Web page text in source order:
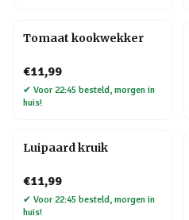
Tomaat kookwekker
€11,99
✔ Voor 22:45 besteld, morgen in
huis!
Luipaard kruik
€11,99
✔ Voor 22:45 besteld, morgen in
huis!